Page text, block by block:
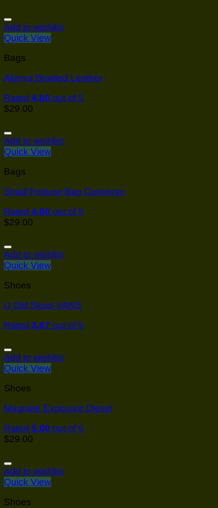
Add to wishlist
Quick View
Bags
Alanya Braided Leather
Rated 4.00 out of 5
$29.00
Add to wishlist
Quick View
Bags
Small Fortune Bag Converse
Rated 4.00 out of 5
$29.00
Add to wishlist
Quick View
Shoes
U Old Skool VANS
Rated 3.67 out of 5
Add to wishlist
Quick View
Shoes
Magnete Exposure Diesel
Rated 5.00 out of 5
$29.00
Add to wishlist
Quick View
Shoes